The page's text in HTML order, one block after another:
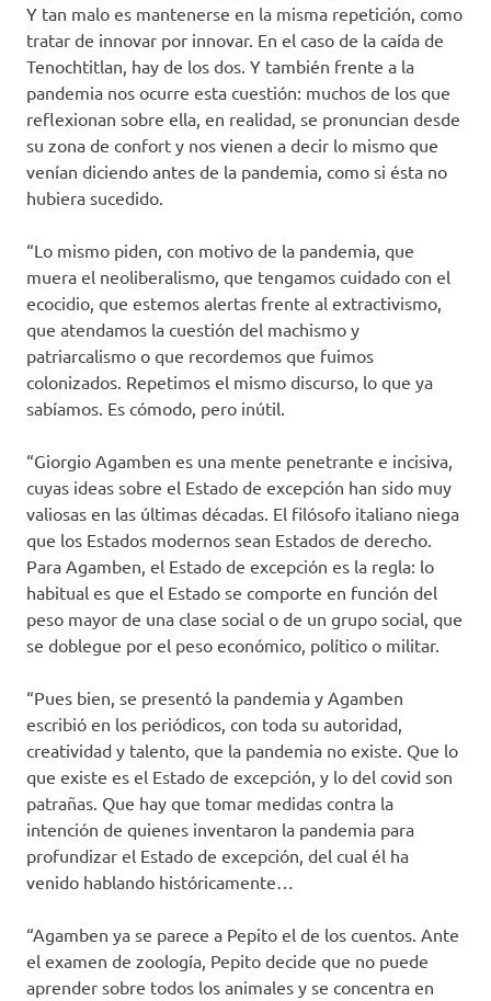
Y tan malo es mantenerse en la misma repetición, como
tratar de innovar por innovar. En el caso de la caída de
Tenochtitlan, hay de los dos. Y también frente a la
pandemia nos ocurre esta cuestión: muchos de los que
reflexionan sobre ella, en realidad, se pronuncian desde
su zona de confort y nos vienen a decir lo mismo que
venían diciendo antes de la pandemia, como si ésta no
hubiera sucedido.
“Lo mismo piden, con motivo de la pandemia, que
muera el neoliberalismo, que tengamos cuidado con el
ecocidio, que estemos alertas frente al extractivismo,
que atendamos la cuestión del machismo y
patriarcalismo o que recordemos que fuimos
colonizados. Repetimos el mismo discurso, lo que ya
sabíamos. Es cómodo, pero inútil.
“Giorgio Agamben es una mente penetrante e incisiva,
cuyas ideas sobre el Estado de excepción han sido muy
valiosas en las últimas décadas. El filósofo italiano niega
que los Estados modernos sean Estados de derecho.
Para Agamben, el Estado de excepción es la regla: lo
habitual es que el Estado se comporte en función del
peso mayor de una clase social o de un grupo social, que
se doblegue por el peso económico, político o militar.
“Pues bien, se presentó la pandemia y Agamben
escribió en los periódicos, con toda su autoridad,
creatividad y talento, que la pandemia no existe. Que lo
que existe es el Estado de excepción, y lo del covid son
patrañas. Que hay que tomar medidas contra la
intención de quienes inventaron la pandemia para
profundizar el Estado de excepción, del cual él ha
venido hablando históricamente…
“Agamben ya se parece a Pepito el de los cuentos. Ante
el examen de zoología, Pepito decide que no puede
aprender sobre todos los animales y se concentra en